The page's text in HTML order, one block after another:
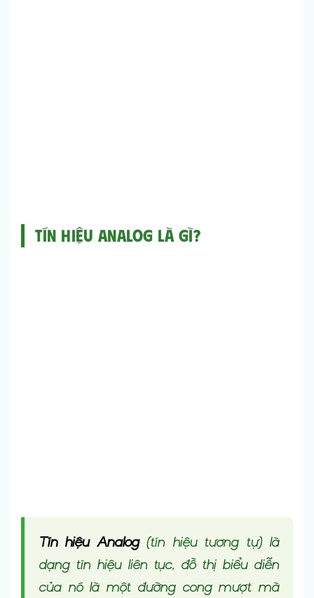
Tín hiệu Analog là gì?
Tín hiệu Analog(tín hiệu tương tự) là
dạng tín hiệu liên tục, đồ thị biểu diễn
của nó là một đường cong mượt mà